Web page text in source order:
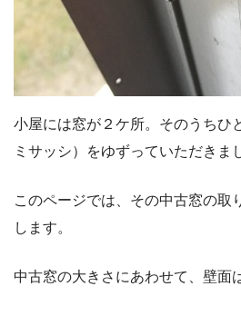
小屋には窓が２ケ所。そのうちひ
ミサッシ）をゆずっていただきま
このページでは、その中古窓の取
します。
中古窓の大きさにあわせて、壁面